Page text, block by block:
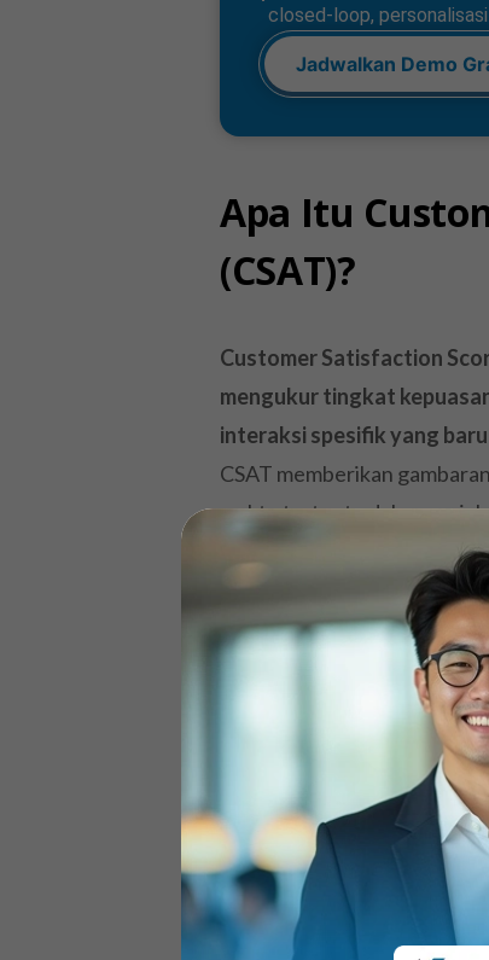
closed-loop,
Jadwalkan Demo
Apa Itu
(CSAT)?
Customer Satisfaction
mengukur tingkat
interaksi spesifik yang
CSAT memberikan
waktu tertentu dalam
Dalam praktiknya, saya
sederhana seperti,
Responden kemudian
skala numerik 1 hingga 5.
pengalaman yang Anda
apakah mereka berhasil
Mengapa
Pertumbuhan